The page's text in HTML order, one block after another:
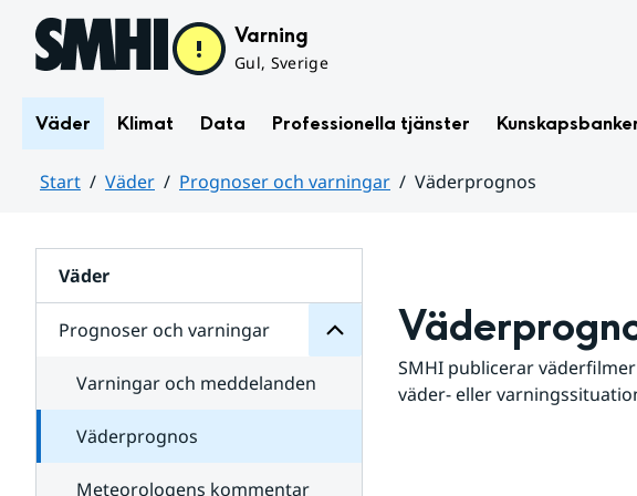
Hoppa till sidans innehåll Varning
Gul, Sverige
Väder Klimat Data Professionella tjänster
Start Väder Prognoser och varningar
Väderprognos
Väder
Prognoser och varningar
för
varningar
Varningar och meddelanden
Väderprognos
Meteorologens kommentar
SMHI publicerar
väder- eller